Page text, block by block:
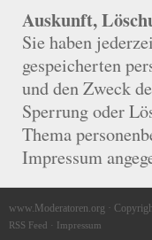
Auskunft,
Sie haben
gespeicherten
und den Zweck
Sperrung oder
Thema
Impressum
www.Moderatoren.org ·
RSS Feed · Impressum